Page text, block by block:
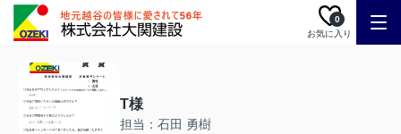
お気に入り
0
T様
担当：石田 勇樹